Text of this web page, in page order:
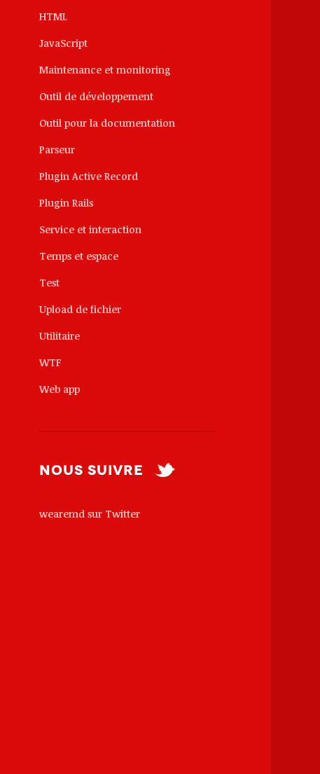
HTML
JavaScript
Maintenance et monitoring
Outil de développement
Outil pour la documentation
Parseur
Plugin Active Record
Plugin Rails
Service et interaction
Temps et espace
Test
Upload de fichier
Utilitaire
WTF
Web app
Nous suivre
wearemd sur Twitter